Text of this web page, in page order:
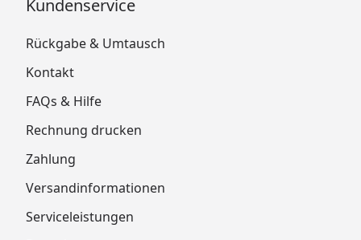
Kundenservice
Rückgabe & Umtausch
Kontakt
FAQs & Hilfe
Rechnung drucken
Zahlung
Versandinformationen
Serviceleistungen